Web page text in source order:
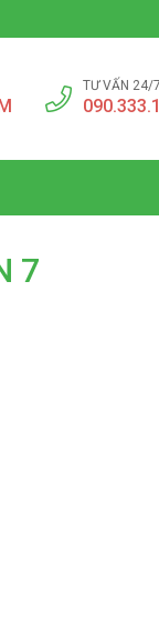
TƯ VẤN 24/7
7